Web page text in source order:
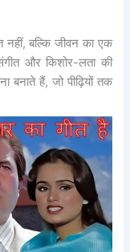
बल्कि जीवन का एक
और किशोर-लता की
हैं, जो पीढ़ियों तक